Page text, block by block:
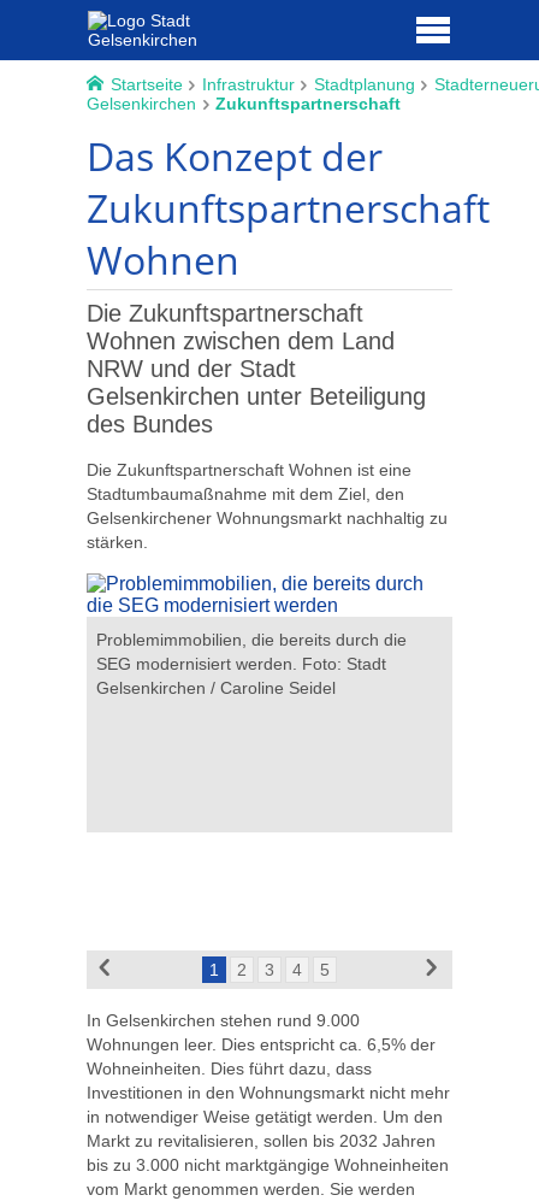
Startseite Infrastruktur Stadtplanung
Gelsenkirchen
Zukunftspartnerschaft
Das Konzept der
Zukunftspartnerschaft
Wohnen
Die Zukunftspartnerschaft
Wohnen zwischen dem Land
NRW und der Stadt
Gelsenkirchen unter Beteiligung
des Bundes
Die Zukunftspartnerschaft Wohnen ist eine
Stadtumbaumaßnahme mit dem Ziel, den
Gelsenkirchener Wohnungsmarkt nachhaltig zu
stärken.
Problemimmobilien, die bereits durch die
SEG modernisiert werden. Foto: Stadt
Gelsenkirchen / Caroline Seidel
1 2 3 4 5
In Gelsenkirchen stehen rund 9.000
Wohnungen leer. Dies entspricht ca. 6,5% der
Wohneinheiten. Dies führt dazu, dass
Investitionen in den Wohnungsmarkt nicht mehr
in notwendiger Weise getätigt werden. Um den
Markt zu revitalisieren, sollen bis 2032 Jahren
bis zu 3.000 nicht marktgängige Wohneinheiten
vom Markt genommen werden. Sie werden